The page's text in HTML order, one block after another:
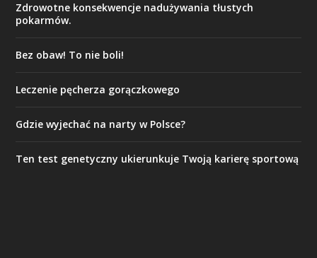
Zdrowotne konsekwencje nadużywania tłustych
pokarmów.
Bez obaw! To nie boli!
Leczenie pęcherza gorączkowego
Gdzie wyjechać na narty w Polsce?
Ten test genetyczny ukierunkuje Twoją karierę sportową